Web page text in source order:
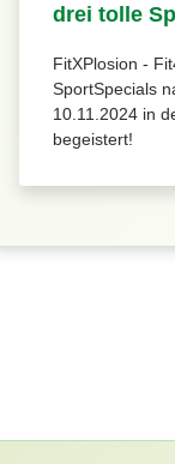
drei tolle
FitXPlosion -
SportSpecials
10.11.2024 in
begeistert!